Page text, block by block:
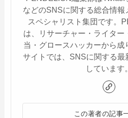
などのSNSに関する総合情報
スペシャリスト集団です。
は、リサーチャー・ライター
当・グロースハッカーから成
サイトでは、SNSに関する最
しています。
この著者の記事